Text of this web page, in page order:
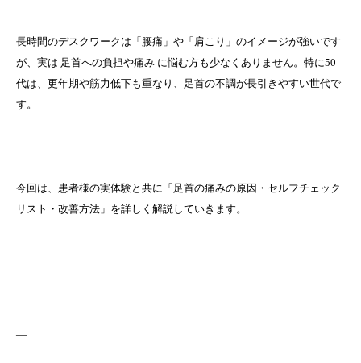
長時間のデスクワークは「腰痛」や「肩こり」のイメージが強いです
が、実は 足首への負担や痛み に悩む方も少なくありません。特に50
代は、更年期や筋力低下も重なり、足首の不調が長引きやすい世代で
す。
今回は、患者様の実体験と共に「足首の痛みの原因・セルフチェック
リスト・改善方法」を詳しく解説していきます。
—